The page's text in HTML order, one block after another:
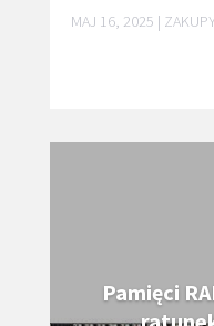
MAJ 16, 2025 |
Pamięci